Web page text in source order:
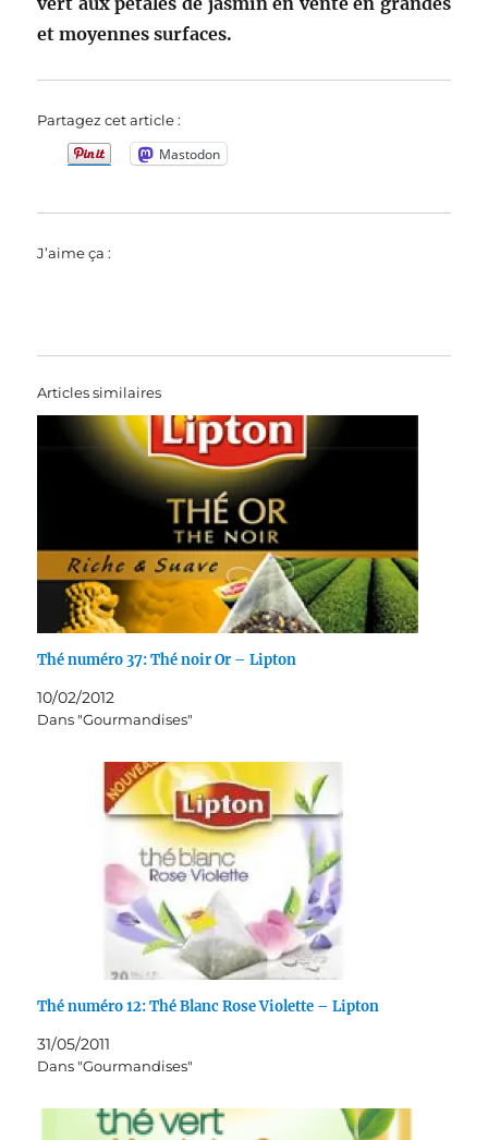
et moyennes surfaces.
Partagez cet article :
Mastodon
J’aime ça :
Articles similaires
Thé numéro 37: Thé noir Or – Lipton
10/02/2012
Dans "Gourmandises"
Thé numéro 12: Thé Blanc Rose Violette – Lipton
31/05/2011
Dans "Gourmandises"